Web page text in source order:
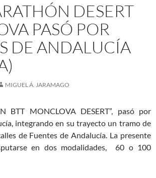
DESERT
PASÓ POR
DE ANDALUCÍA
MIGUEL Á. JARAMAGO
BTT MONCLOVA DESERT”, pasó por
integrando en su trayecto un tramo de
de Fuentes de Andalucía. La presente
en dos modalidades, 60 o 100